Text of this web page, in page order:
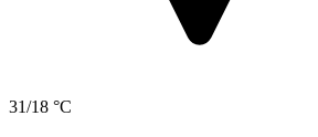
31/18 °C